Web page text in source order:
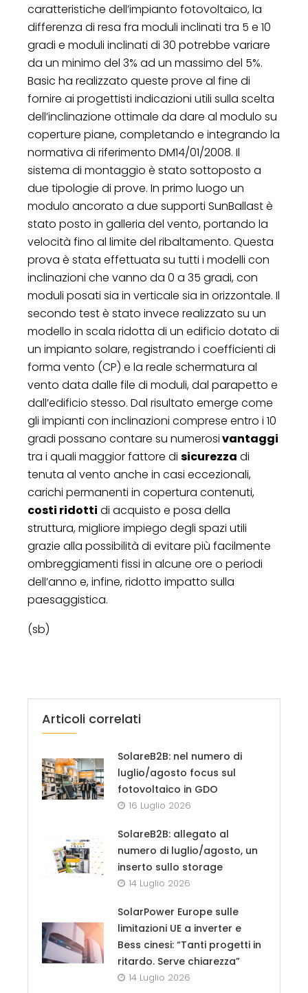
caratteristiche dell’impianto fotovoltaico, la
differenza di resa fra moduli inclinati tra 5 e 10
gradi e moduli inclinati di 30 potrebbe variare
da un minimo del 3% ad un massimo del 5%.
Basic ha realizzato queste prove al fine di
fornire ai progettisti indicazioni utili sulla scelta
dell’inclinazione ottimale da dare al modulo su
coperture piane, completando e integrando la
normativa di riferimento DM14/01/2008. Il
sistema di montaggio è stato sottoposto a
due tipologie di prove. In primo luogo un
modulo ancorato a due supporti SunBallast è
stato posto in galleria del vento, portando la
velocità fino al limite del ribaltamento. Questa
prova è stata effettuata su tutti i modelli con
inclinazioni che vanno da 0 a 35 gradi, con
moduli posati sia in verticale sia in orizzontale. Il
secondo test è stato invece realizzato su un
modello in scala ridotta di un edificio dotato di
un impianto solare, registrando i coefficienti di
forma vento (CP) e la reale schermatura al
vento data dalle file di moduli, dal parapetto e
dall’edificio stesso. Dal risultato emerge come
gli impianti con inclinazioni comprese entro i 10
gradi possano contare su numerosivantaggi
tra i quali maggior fattore di sicurezza di
tenuta al vento anche in casi eccezionali,
carichi permanenti in copertura contenuti,
costi ridotti di acquisto e posa della
struttura, migliore impiego degli spazi utili
grazie alla possibilità di evitare più facilmente
ombreggiamenti fissi in alcune ore o periodi
dell’anno e, infine, ridotto impatto sulla
paesaggistica.
(sb)
Articoli correlati
SolareB2B: nel numero di
luglio/agosto focus sul
fotovoltaico in GDO
16 Luglio 2026
SolareB2B: allegato al
numero di luglio/agosto, un
inserto sullo storage
14 Luglio 2026
SolarPower Europe sulle
limitazioni UE a inverter e
Bess cinesi: “Tanti progetti in
ritardo. Serve chiarezza”
14 Luglio 2026